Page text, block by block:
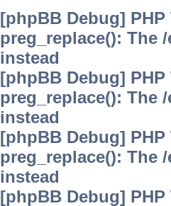
[phpBB Debug] PHP
preg_replace(): The
instead
[phpBB Debug] PHP
preg_replace(): The
instead
[phpBB Debug] PHP
preg_replace(): The
instead
[phpBB Debug] PHP